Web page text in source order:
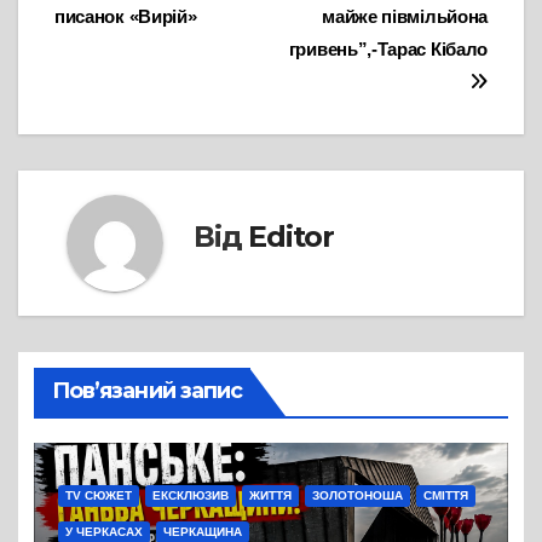
майже півмільйона
гривень”,-Тарас Кібало
писанок «Вирій»
Від Editor
Пов’язаний запис
TV СЮЖЕТ ЕКСКЛЮЗИВ ЖИТТЯ ЗОЛОТОНОША СМІТТЯ
У ЧЕРКАСАХ ЧЕРКАЩИНА